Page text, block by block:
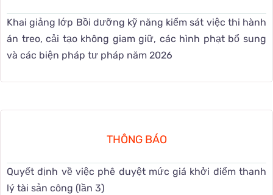
Khai giảng lớp Bồi dưỡng kỹ năng kiểm sát việc thi hành
án treo, cải tạo không giam giữ, các hình phạt bổ sung
và các biện pháp tư pháp năm 2026
THÔNG BÁO
Quyết định về việc phê duyệt mức giá khởi điểm thanh
lý tài sản công (lần 3)